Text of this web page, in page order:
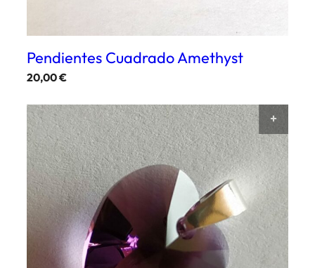
Pendientes Cuadrado Amethyst
20,00€